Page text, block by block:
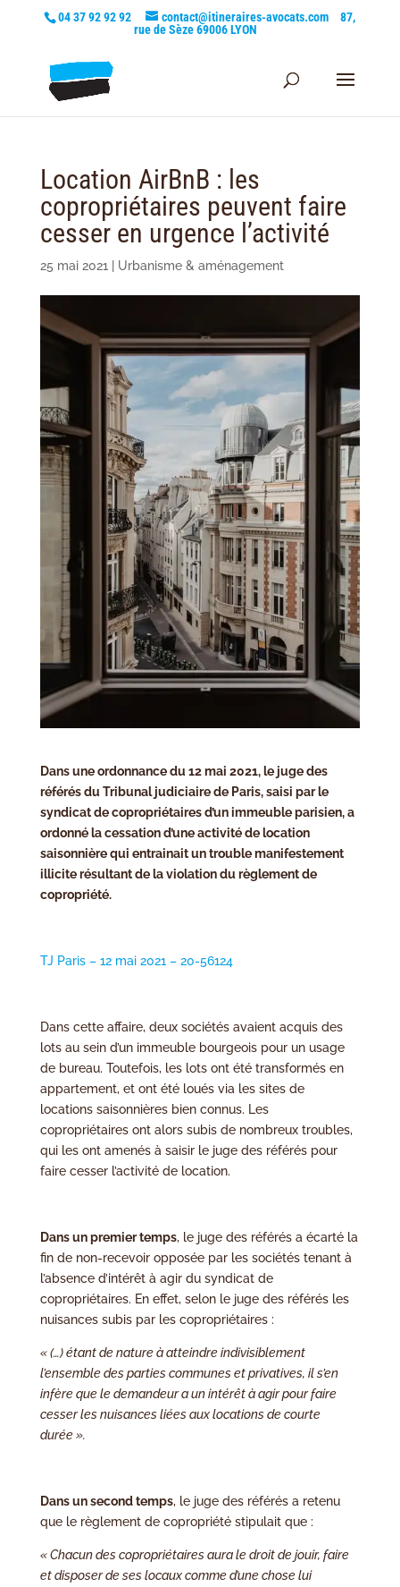
04 37 92 92 92 contact@itineraires-avocats.com
87,
rue de Sèze 69006 LYON
Location AirBnB : les
copropriétaires peuvent faire
cesser en urgence l’activité
25 mai 2021 Urbanisme & aménagement
Dans une ordonnance du 12 mai 2021, le juge des
référés du Tribunal judiciaire de Paris, saisi par le
syndicat de copropriétaires d’un immeuble parisien, a
ordonné la cessation d’une activité de location
saisonnière qui entrainait un trouble manifestement
illicite résultant de la violation du règlement de
copropriété.
TJ Paris – 12 mai 2021 – 20-56124
Dans cette affaire, deux sociétés avaient acquis des
lots au sein d’un immeuble bourgeois pour un usage
de bureau. Toutefois, les lots ont été transformés en
appartement, et ont été loués via les sites de
locations saisonnières bien connus. Les
copropriétaires ont alors subis de nombreux troubles,
qui les ont amenés à saisir le juge des référés pour
faire cesser l’activité de location.
Dans un premier temps, le juge des référés a écarté la
fin de non-recevoir opposée par les sociétés tenant à
l’absence d’intérêt à agir du syndicat de
copropriétaires. En effet, selon le juge des référés les
nuisances subis par les copropriétaires :
« (…) étant de nature à atteindre indivisiblement
l’ensemble des parties communes et privatives, il s’en
infère que le demandeur a un intérêt à agir pour faire
cesser les nuisances liées aux locations de courte
durée ».
Dans un second temps, le juge des référés a retenu
que le règlement de copropriété stipulait que :
« Chacun des copropriétaires aura le droit de jouir, faire
et disposer de ses locaux comme d’une chose lui